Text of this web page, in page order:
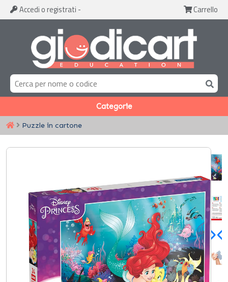
Accedi o registrati - Carrello
Categorie
Puzzle in cartone